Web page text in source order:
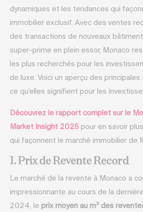
dynamiques et les tendances qui
immobilier exclusif. Avec des ventes
des transactions de nouveaux
super-prime en plein essor, Monaco
les plus recherchés pour les
de luxe. Voici un aperçu des
ce qu’elles signifient pour les
Découvrez le rapport complet sur le
Market Insight 2025 pour en savoir
qui façonnent le marché immobilier de
1. Prix de Revente Record
Le marché de la revente à Monaco a
impressionnante au cours de la
2024, le prix moyen au m² des